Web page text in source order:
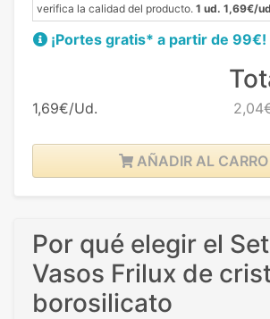
verifica la calidad del producto. 1 ud. 1,69€/
¡Portes gratis* a partir de 99€!
1,69€/Ud.
AÑADIR AL CARRO
Por qué elegir el
Vasos Frilux de
borosilicato